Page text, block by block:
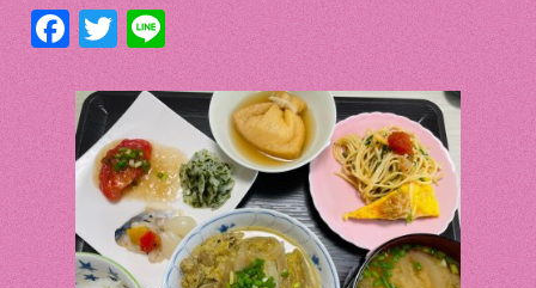
F
ac
e
b
o
o
k
T
w
itt
er
Li
n
e